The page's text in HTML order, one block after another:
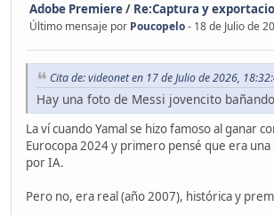
Adobe Premiere/ Re:Captura y
Último mensaje por Poucopelo- 18 de Julio de
Cita de: videonet en 17 de Julio de 2026,
Hay una foto de Messi jovencito
La ví cuando Yamal se hizo famoso al ganar
Eurocopa 2024 y primero pensé que era
por IA.
Pero no, era real (año 2007), histórica y